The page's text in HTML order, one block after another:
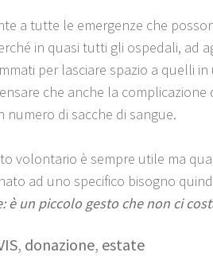
a tutte le emergenze che
in quasi tutti gli ospedali, ad
per lasciare spazio a quelli
che anche la
numero di sacche di sangue.
volontario è sempre utile ma
ad uno specifico bisogno
è un piccolo gesto che non ci
, donazione, estate